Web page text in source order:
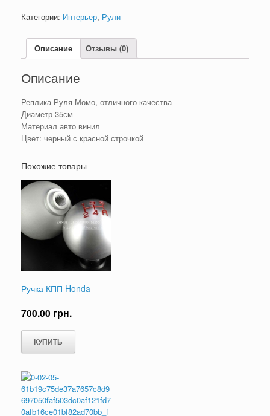
Категории: Интерьер, Рули
Описание Отзывы (0)
Описание
Реплика Руля Момо, отличного качества
Диаметр 35см
Материал авто винил
Цвет: черный с красной строчкой
Похожие товары
Ручка КПП Honda
700.00 грн.
КУПИТЬ